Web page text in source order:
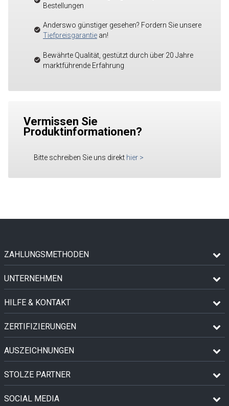
Bestellungen
Anderswo günstiger gesehen? Fordern Sie unsere
Tiefpreisgarantie an!
Bewährte Qualität, gestützt durch über 20 Jahre
marktführende Erfahrung
Vermissen Sie
Produktinformationen?
Bitte schreiben Sie uns direkt hier >
ZAHLUNGSMETHODEN
UNTERNEHMEN
HILFE & KONTAKT
ZERTIFIZIERUNGEN
AUSZEICHNUNGEN
STOLZE PARTNER
SOCIAL MEDIA